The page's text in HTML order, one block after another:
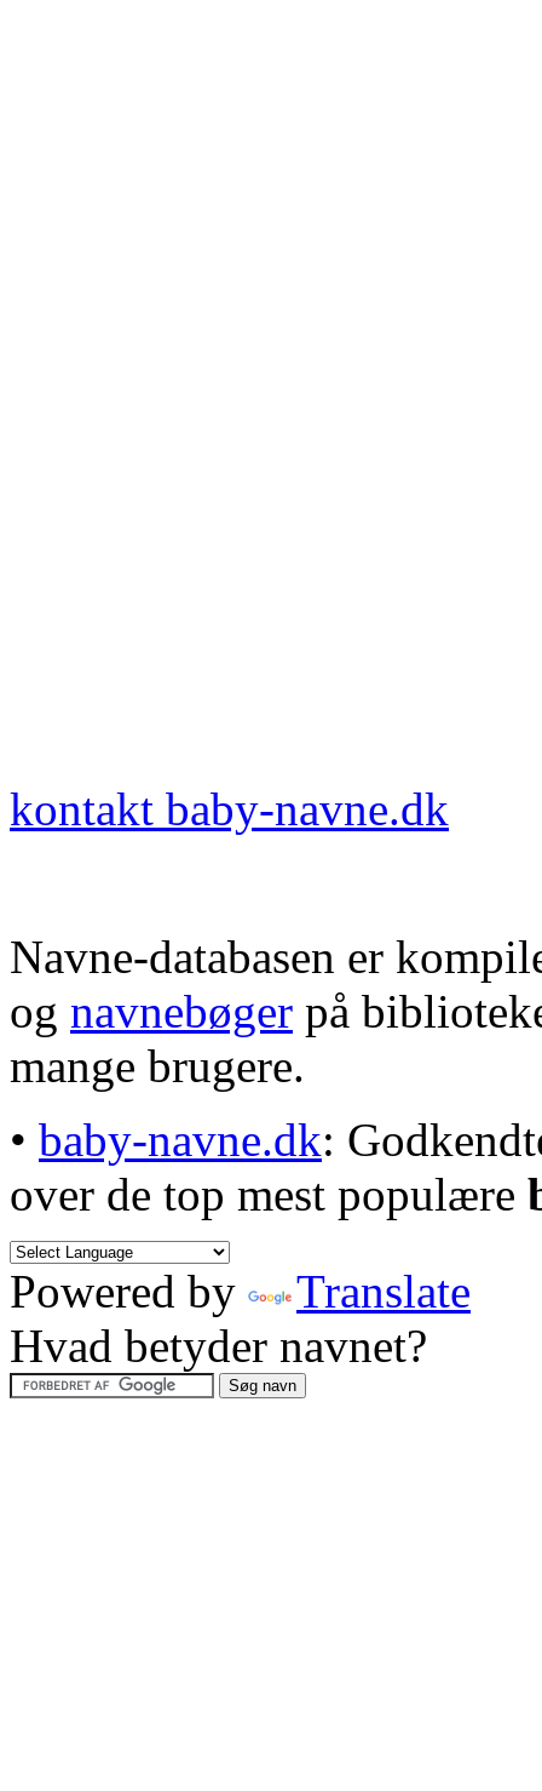
kontakt baby-navne.dk
Navne-databasen er
og navnebøger på
mange brugere.
• baby-navne.dk:
over de top mest populære
Powered by
Translate
Hvad betyder navnet?